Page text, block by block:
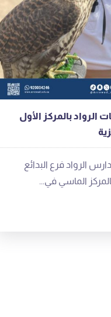
الرواد بالمركز الأول